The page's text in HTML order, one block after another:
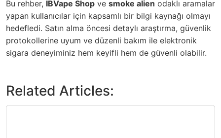
Bu rehber, IBVape Shop ve smoke alien odaklı aramalar
yapan kullanıcılar için kapsamlı bir bilgi kaynağı olmayı
hedefledi. Satın alma öncesi detaylı araştırma, güvenlik
protokollerine uyum ve düzenli bakım ile elektronik
sigara deneyiminiz hem keyifli hem de güvenli olabilir.
Related Articles: